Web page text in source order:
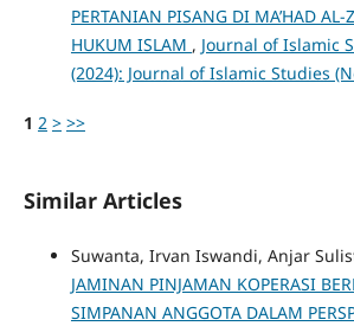
PERTANIAN PISANG DI MA’HAD AL-
HUKUM ISLAM , Journal of Islamic
(2024): Journal of Islamic Studies
1 2 > >>
Similar Articles
Suwanta, Irvan Iswandi, Anjar
JAMINAN PINJAMAN KOPERASI
SIMPANAN ANGGOTA DALAM